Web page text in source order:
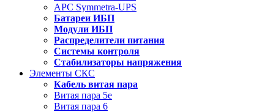
APC Symmetra-UPS
Батареи ИБП
Модули ИБП
Распределители питания
Системы контроля
Стабилизаторы напряжения
Элементы СКС
Кабель витая пара
Витая пара 5e
Витая пара 6